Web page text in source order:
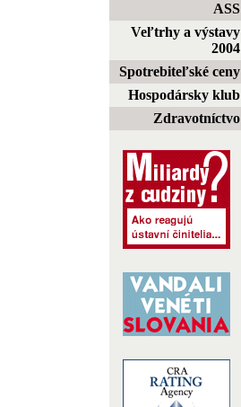
ASS
Veľtrhy a výstavy
2004
Spotrebiteľské ceny
Hospodársky klub
Zdravotníctvo